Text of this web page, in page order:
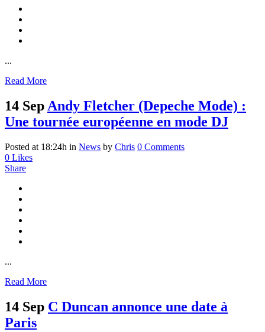
...
Read More
14 Sep Andy Fletcher (Depeche Mode) :
Une tournée européenne en mode DJ
Posted at 18:24h in News by Chris 0 Comments
0 Likes
Share
...
Read More
14 Sep C Duncan annonce une date à
Paris